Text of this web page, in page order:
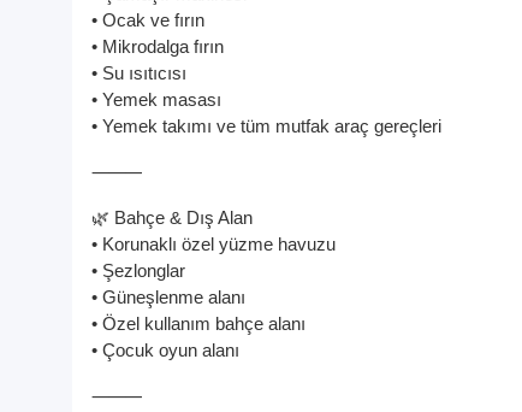
• Ocak ve fırın
• Mikrodalga fırın
• Su ısıtıcısı
• Yemek masası
• Yemek takımı ve tüm mutfak araç gereçleri
⸻
🌿 Bahçe & Dış Alan
• Korunaklı özel yüzme havuzu
• Şezlonglar
• Güneşlenme alanı
• Özel kullanım bahçe alanı
• Çocuk oyun alanı
⸻